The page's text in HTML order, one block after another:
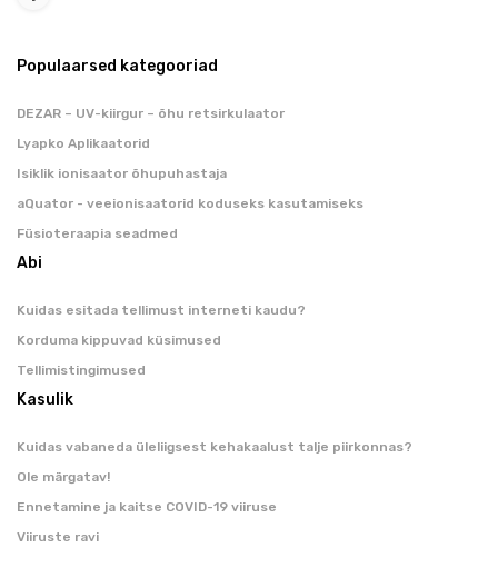
Populaarsed kategooriad
DEZAR – UV-kiirgur – õhu retsirkulaator
Lyapko Aplikaatorid
Isiklik ionisaator õhupuhastaja
aQuator - veeionisaatorid koduseks kasutamiseks
Füsioteraapia seadmed
Abi
Kuidas esitada tellimust interneti kaudu?
Korduma kippuvad küsimused
Tellimistingimused
Kasulik
Kuidas vabaneda üleliigsest kehakaalust talje piirkonnas?
Ole märgatav!
Ennetamine ja kaitse COVID-19 viiruse
Viiruste ravi